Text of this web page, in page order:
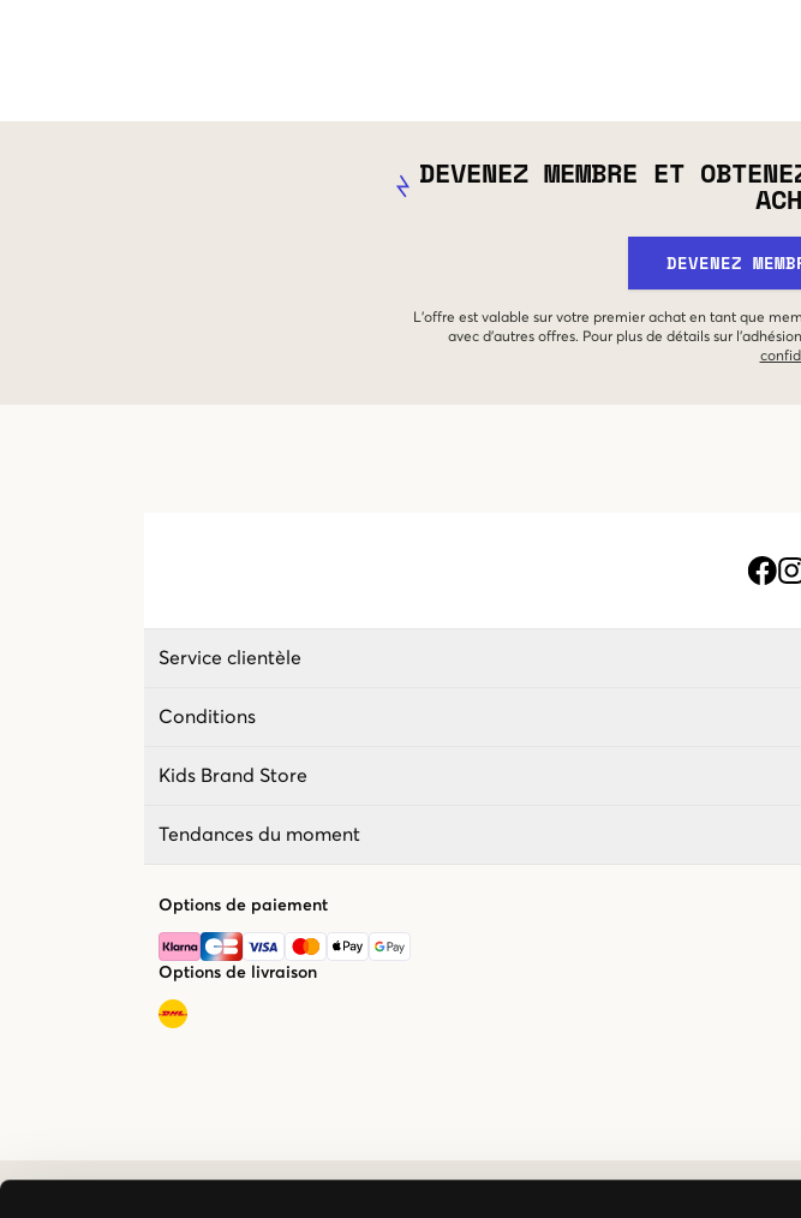
DEVENEZ MEMBRE ET
DEVENEZ
L'offre est valable sur votre premier achat en tant que
avec d'autres offres. Pour plus de détails sur
Service clientèle
Conditions
Kids Brand Store
Tendances du moment
Options de paiement
Options de livraison